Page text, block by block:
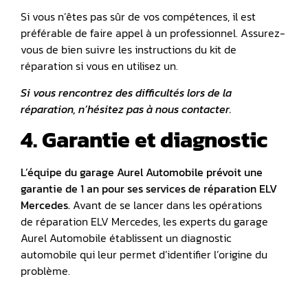
Si vous n’êtes pas sûr de vos compétences, il est
préférable de faire appel à un professionnel. Assurez-
vous de bien suivre les instructions du kit de
réparation si vous en utilisez un.
Si vous rencontrez des difficultés lors de la
réparation, n’hésitez pas à nous contacter.
4. Garantie et diagnostic
L’équipe du garage Aurel Automobile prévoit une
garantie de 1 an pour ses services de réparation ELV
Mercedes. Avant de se lancer dans les opérations
de réparation ELV Mercedes, les experts du garage
Aurel Automobile établissent un diagnostic
automobile qui leur permet d’identifier l’origine du
problème.